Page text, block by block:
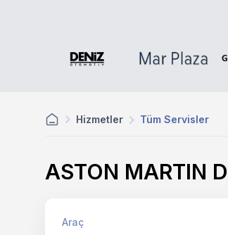
Hizmetler Tüm Servisler
ASTON MARTIN
Araç